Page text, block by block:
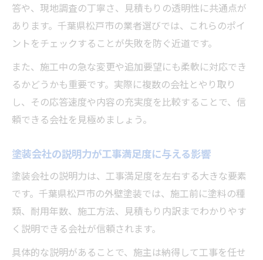
答や、現地調査の丁寧さ、見積もりの透明性に共通点が
あります。千葉県松戸市の業者選びでは、これらのポイ
ントをチェックすることが失敗を防ぐ近道です。
また、施工中の急な変更や追加要望にも柔軟に対応でき
るかどうかも重要です。実際に複数の会社とやり取り
し、その応答速度や内容の充実度を比較することで、信
頼できる会社を見極めましょう。
塗装会社の説明力が工事満足度に与える影響
塗装会社の説明力は、工事満足度を左右する大きな要素
です。千葉県松戸市の外壁塗装では、施工前に塗料の種
類、耐用年数、施工方法、見積もり内訳までわかりやす
く説明できる会社が信頼されます。
具体的な説明があることで、施主は納得して工事を任せ